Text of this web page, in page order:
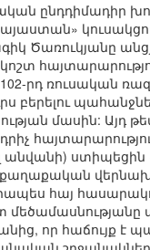
ընդդիմադիր
Ծառուկյանը
րդ ռուսական
բերելու
մասին: Այդ
անվանի)
հայ
մեծամասնությանը
որ հաճույք է